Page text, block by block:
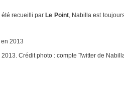
été recueilli parLe Point, Nabilla est
Crédit photo : compte Twitter de